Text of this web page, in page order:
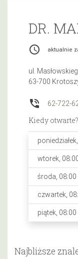
DR.
access_time aktualnie
ul.
63-700
phone_in_talk 62-722-
Kiedy otwarte?
wtorek,
środa, 08:00
czwartek,
piątek, 08:00
Najbliższe